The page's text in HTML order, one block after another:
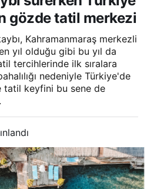
merkezi
gözde tatil merkezi
Kahramanmaraş merkezli
yıl olduğu gibi bu yıl da
tercihlerinde ilk sıralara
nedeniyle Türkiye'de
tatil keyfini bu sene de